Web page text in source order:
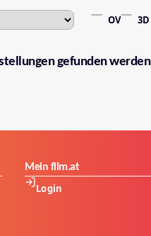
OV
3D
gefunden werden
Mein film.at
Login